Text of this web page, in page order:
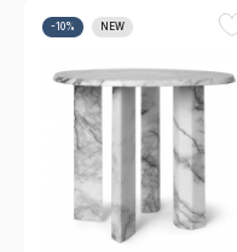
-10% NEW